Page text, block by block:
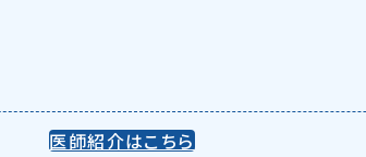
医師紹介はこちら